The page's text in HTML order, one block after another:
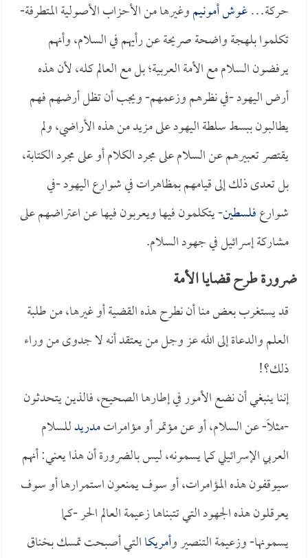
حركة…غوش أمونيموغيرها من الأحزاب الأصولية المتطرفة-
تكلموا بلهجة واضحة صريحة عن رأيهم في السلام، وأنهم
يرفضون السلام مع الأمة العربية؛ بل مع العالم كله، لأن هذه
أرض اليهود -في نظرهم وزعمهم- ويجب أن تظل أرضهم فهم
يطالبون ببسط سلطة اليهود على مزيد من هذه الأراضي، ولم
يقتصر تعبيرهم عن السلام على مجرد الكلام أو على مجرد الكتابة،
بل تعدى ذلك إلى قيامهم بمظاهرات في شوارع اليهود -في
شوارعفلسطين- يتكلمون فيها ويعربون فيها عن اعتراضهم على
مشاركة إسرائيل في جهود السلام.
ضرورة طرح قضايا الأمة
قد يستغرب بعض منا أن نطرح هذه القضية أو غيرها، من طلبة
العلم والدعاة إلى الله عز وجل من يعتقد أنه لا جدوى من وراء
ذلك؟!
إننا ينبغي أن نضع الأمور في إطارها الصحيح، فالذين يتحدثون
-مثلاً- عن السلام، أو عن مؤتمر أو مؤامراتمدريدللسلام
العربي الإسرائيلي كما يسمونه، ليس بالضرورة أن هذا يعني: أنهم
سيوقفون هذه المؤامرات، أو سوف يمنعون استمرارها أو سوف
يعرقلون هذه الجهود التي تتبناها زعيمة العالم الحر -كما
يسمونها- وزعيمة التنصير وأمريكاالتي أصبحت تمسك بخناق